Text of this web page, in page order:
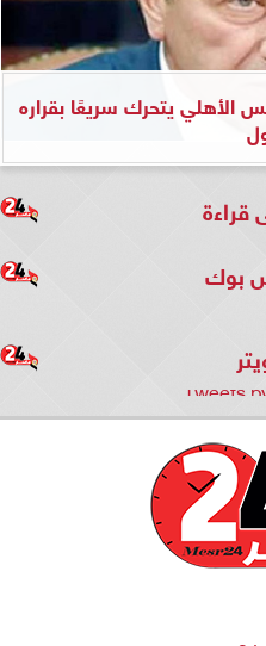
الأهلي يتحرك سريعًا بقراره
قراءة
بوك
Tweets